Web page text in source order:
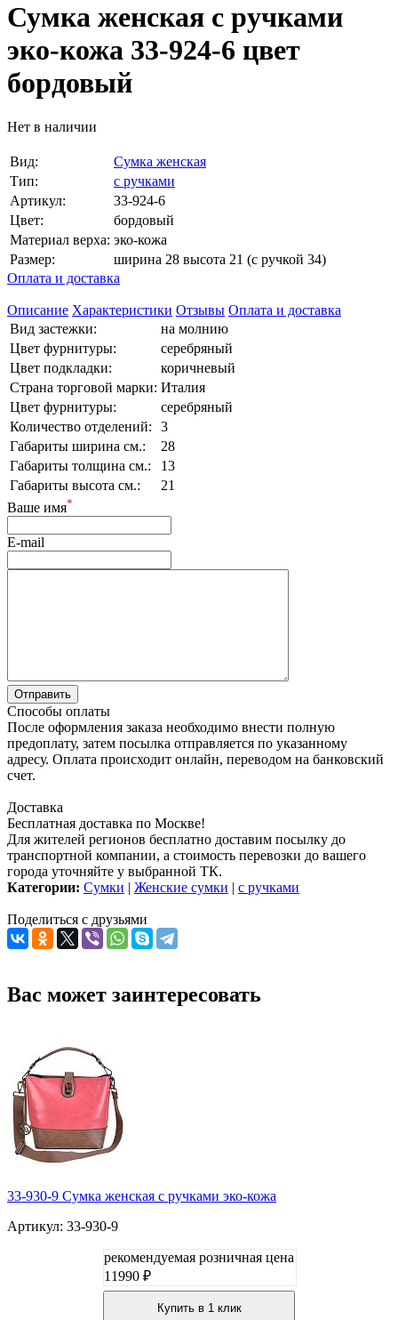
Сумка женская с ручками
эко-кожа 33-924-6 цвет
бордовый
Нет в наличии
Вид:
Сумка женская
Тип:
с ручками
Артикул:
33-924-6
Цвет:
бордовый
Материал верха: эко-кожа
Размер:
ширина 28 высота 21 (с ручкой 34)
Оплата и доставка
Описание Характеристики Отзывы Оплата и доставка
Вид застежки:
на молнию
Цвет фурнитуры:
серебряный
Цвет подкладки:
коричневый
Страна торговой марки: Италия
Цвет фурнитуры:
серебряный
Количество отделений:
3
Габариты ширина см.:
28
Габариты толщина см.:
13
Габариты высота см.:
21
Ваше имя*
E-mail
Способы оплаты
После оформления заказа необходимо внести полную
предоплату, затем посылка отправляется по указанному
адресу. Оплата происходит онлайн, переводом на банковский
счет.
Доставка
Бесплатная доставка по Москве!
Для жителей регионов бесплатно доставим посылку до
транспортной компании, а стоимость перевозки до вашего
города уточняйте у выбранной ТК.
Категории: Сумки | Женские сумки | с ручками
Поделиться с друзьями
Вас может заинтересовать
33-930-9 Сумка женская с ручками эко-кожа
Артикул: 33-930-9
рекомендуемая розничная цена
11990 ₽
Купить в 1 клик